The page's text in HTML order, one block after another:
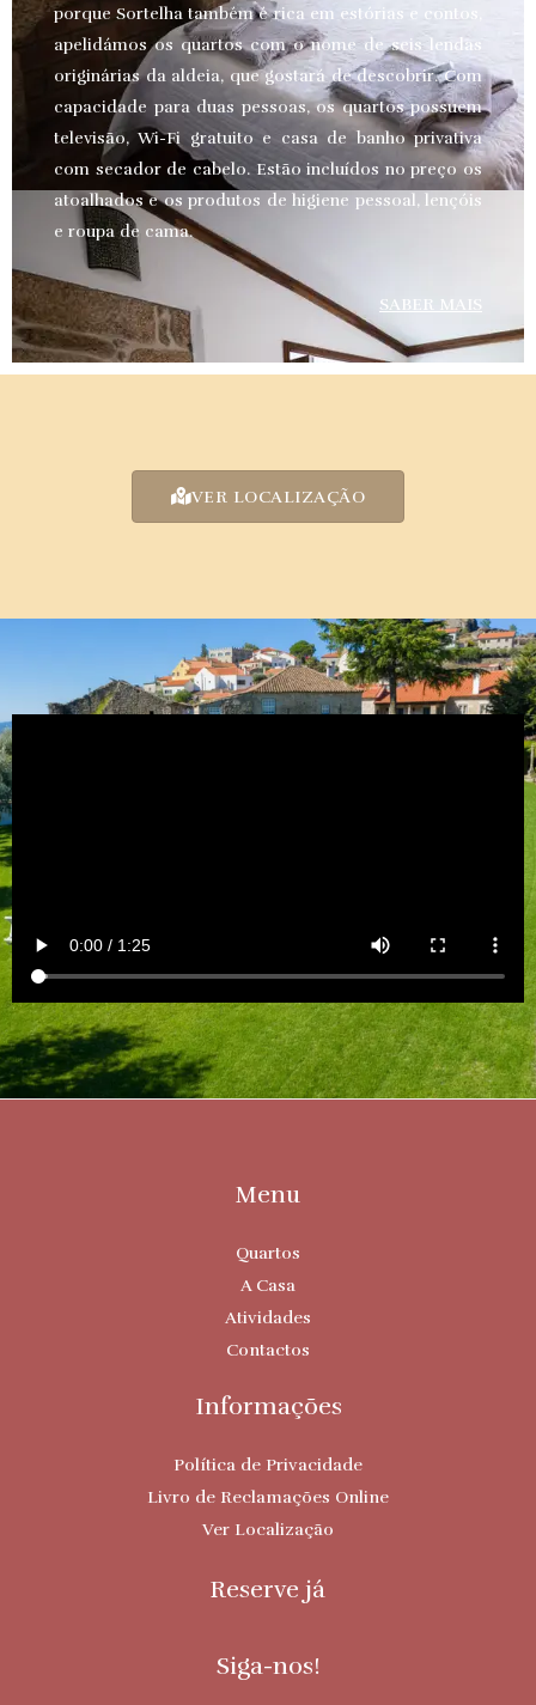
porque Sortelha também é rica em estórias e contos,
apelidámos os quartos com o nome de seis lendas
originárias da aldeia, que gostará de descobrir. Com
capacidade para duas pessoas, os quartos possuem
televisão, Wi-Fi gratuito e casa de banho privativa
com secador de cabelo. Estão incluídos no preço os
atoalhados e os produtos de higiene pessoal, lençóis
e roupa de cama.
SABER MAIS
VER LOCALIZAÇÃO
Menu
Quartos
A Casa
Atividades
Contactos
Informações
Política de Privacidade
Livro de Reclamações Online
Ver Localização
Reserve já
Siga-nos!